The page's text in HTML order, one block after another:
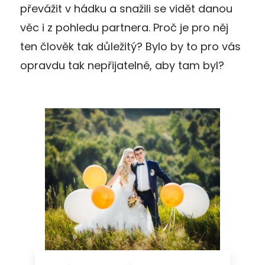
převážit v hádku a snažili se vidět danou
věc i z pohledu partnera. Proč je pro něj
ten člověk tak důležitý? Bylo by to pro vás
opravdu tak nepřijatelné, aby tam byl?